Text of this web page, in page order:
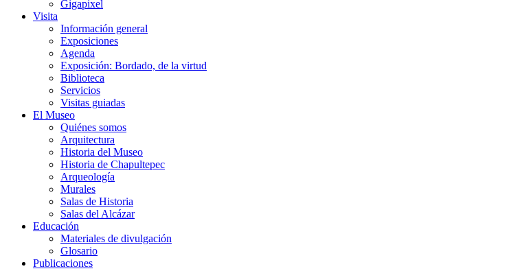
Gigapixel
Visita
Información general
Exposiciones
Agenda
Exposición: Bordado, de la virtud
Biblioteca
Servicios
Visitas guiadas
El Museo
Quiénes somos
Arquitectura
Historia del Museo
Historia de Chapultepec
Arqueología
Murales
Salas de Historia
Salas del Alcázar
Educación
Materiales de divulgación
Glosario
Publicaciones